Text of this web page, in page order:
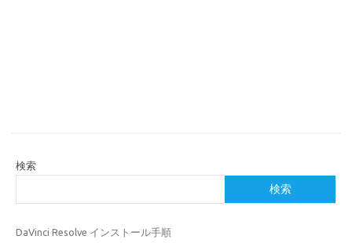
検索
検索
DaVinci Resolve インストール手順